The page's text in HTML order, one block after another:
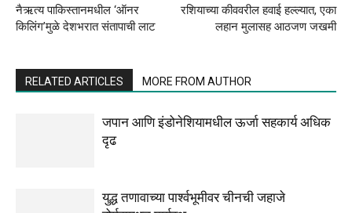
नैऋत्य पाकिस्तानमधील ‘ऑनर
किलिंग’मुळे देशभरात संतापाची लाट
रशियाच्या कीववरील हवाई हल्ल्यात, एका
लहान मुलासह आठजण जखमी
RELATED ARTICLES MORE FROM AUTHOR
जपान आणि इंडोनेशियामधील ऊर्जा सहकार्य अधिक
दृढ
युद्ध तणावाच्या पार्श्वभूमीवर चीनची जहाजे